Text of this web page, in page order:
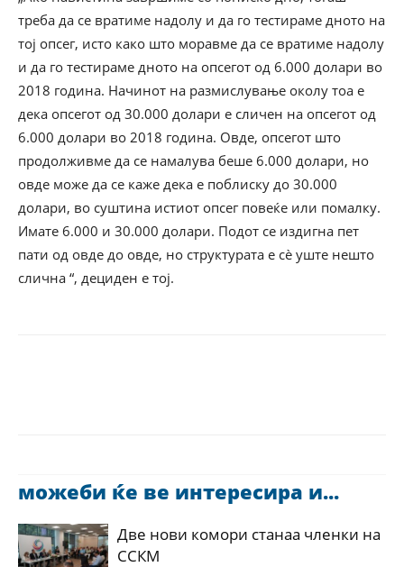
треба да се вратиме надолу и да го тестираме дното на
тој опсег, исто како што моравме да се вратиме надолу
и да го тестираме дното на опсегот од 6.000 долари во
2018 година. Начинот на размислување околу тоа е
дека опсегот од 30.000 долари е сличен на опсегот од
6.000 долари во 2018 година. Овде, опсегот што
продолживме да се намалува беше 6.000 долари, но
овде може да се каже дека е поблиску до 30.000
долари, во суштина истиот опсег повеќе или помалку.
Имате 6.000 и 30.000 долари. Подот се издигна пет
пати од овде до овде, но структурата е сè уште нешто
слична “, дециден е тој.
можеби ќе ве интересира и...
Две нови комори станаа членки на
ССКМ